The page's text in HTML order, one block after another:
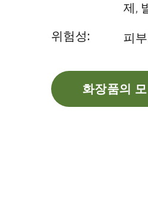
제,
위험성:
피
화장품의